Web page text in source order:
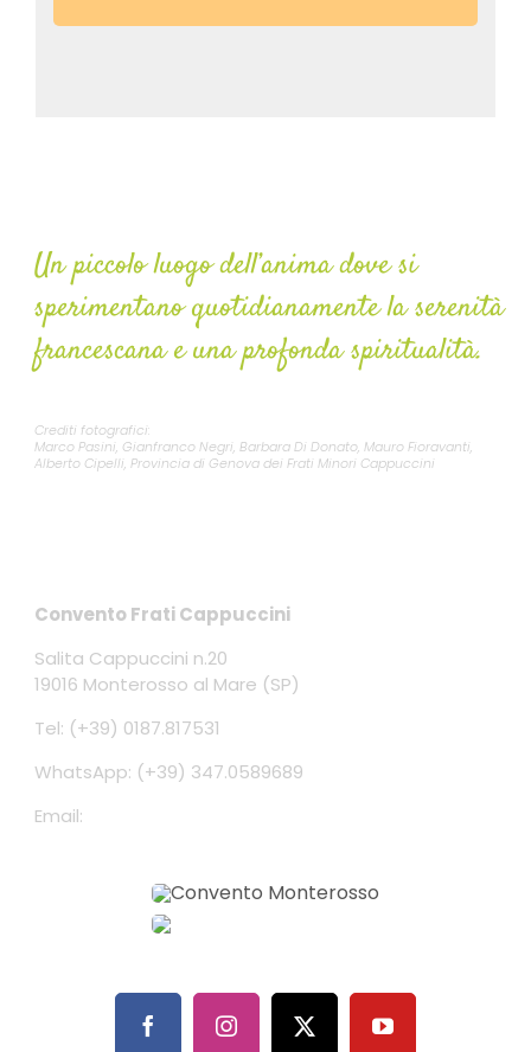
Un piccolo luogo dell’anima dove si
sperimentano quotidianamente la serenità
francescana e una profonda spiritualità.
Crediti fotografici:
Marco Pasini, Gianfranco Negri, Barbara Di Donato, Mauro Fioravanti,
Alberto Cipelli, Provincia di Genova dei Frati Minori Cappuccini
Convento Frati Cappuccini
Salita Cappuccini n.20
19016 Monterosso al Mare (SP)
Tel: (+39) 0187.817531
WhatsApp: (+39) 347.0589689
Email: